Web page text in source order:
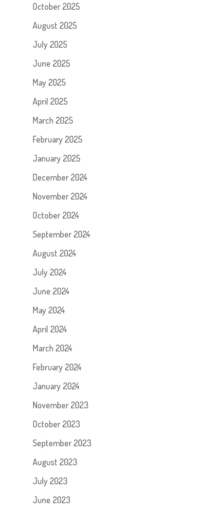
October 2025
August 2025
July 2025
June 2025
May 2025
April 2025
March 2025
February 2025
January 2025
December 2024
November 2024
October 2024
September 2024
August 2024
July 2024
June 2024
May 2024
April 2024
March 2024
February 2024
January 2024
November 2023
October 2023
September 2023
August 2023
July 2023
June 2023